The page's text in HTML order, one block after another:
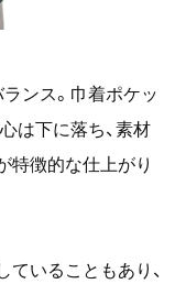
ンス。巾着ポケッ
は下に落ち、素材
特徴的な仕上がり
いることもあり、